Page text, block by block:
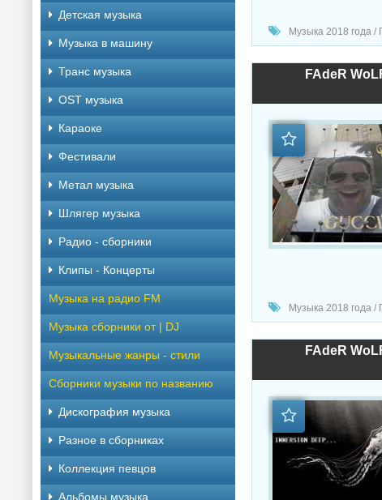
Музыка 2018 года /
FAdeR
Музыка 2018 года /
FAdeR
Детская музыка
Музыка в машину
Транс музыка
OST музыка
Караоке
Фестивали
Метал музыка
Шлягер музыка
Радио - сборники
Клипы - Концерты
Музыка на радио FM
Музыка сборники от | DJ
Музыкальные жанры - стили
Сборники музыки по названию
Дискография музыка
Разное в сборниках
Коллекция певцов
Альбомы музыка